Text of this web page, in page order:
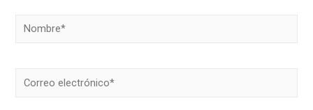
Nombre*
Correo